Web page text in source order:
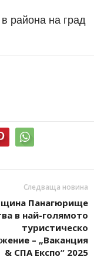
района на град
Следваща новина
Панагюрище
в най-голямото
туристическо
– „Ваканция
& СПА Експо“ 2025